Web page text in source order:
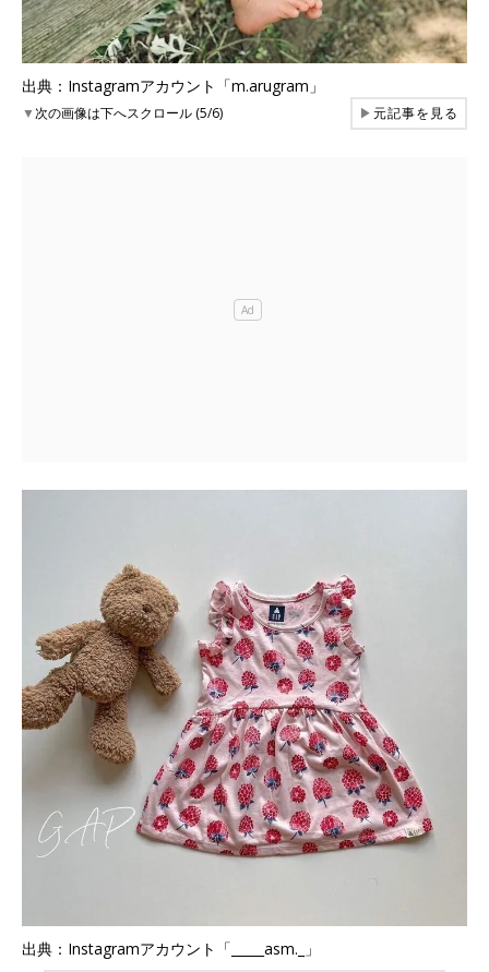
出典：Instagramアカウント「m.arugram」
▼次の画像は下へスクロール (5/6) ▶元記事を見る
出典：Instagramアカウント「_____asm._」